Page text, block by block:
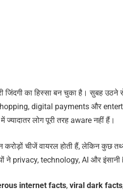
जिंदगी का हिस्सा बन चुका है। सुबह
digital payments और
ज्यादातर लोग पूरी तरह aware नहीं हैं।
करोड़ों चीजें वायरल होती हैं, लेकिन कुछ
ने privacy, technology, AI और
internet facts,viral dark facts